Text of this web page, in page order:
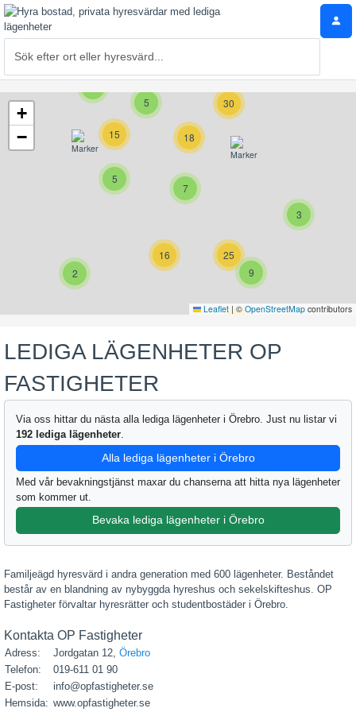
30
5
18
15
5
2
3
7
25
16
9
+
−
Leaflet |© OpenStreetMap contributors
LEDIGA LÄGENHETER OP
FASTIGHETER
Via oss hittar du nästa alla lediga lägenheter i Örebro. Just nu listar vi
192 lediga lägenheter.
Alla lediga lägenheter i Örebro
Med vår bevakningstjänst maxar du chanserna att hitta nya lägenheter
som kommer ut.
Bevaka lediga lägenheter i Örebro
Familjeägd hyresvärd i andra generation med 600 lägenheter. Beståndet
består av en blandning av nybyggda hyreshus och sekelskifteshus. OP
Fastigheter förvaltar hyresrätter och studentbostäder i Örebro.
Kontakta OP Fastigheter
Adress: Jordgatan 12, Örebro
Telefon:
019-611 01 90
E-post:
info@opfastigheter.se
Hemsida: www.opfastigheter.se